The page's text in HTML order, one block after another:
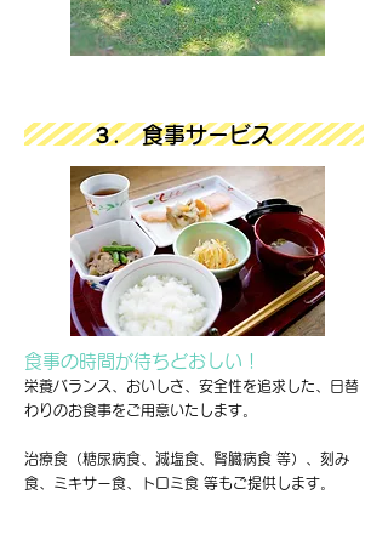
３. 食事サービス
食事の時間が待ちどおしい！
栄養バランス、おいしさ、安全性を追求した、日替
わりのお食事をご用意いたします。
治療食（糖尿病食、減塩食、腎臓病食 等）、刻み
食、ミキサー食、トロミ食 等もご提供します。